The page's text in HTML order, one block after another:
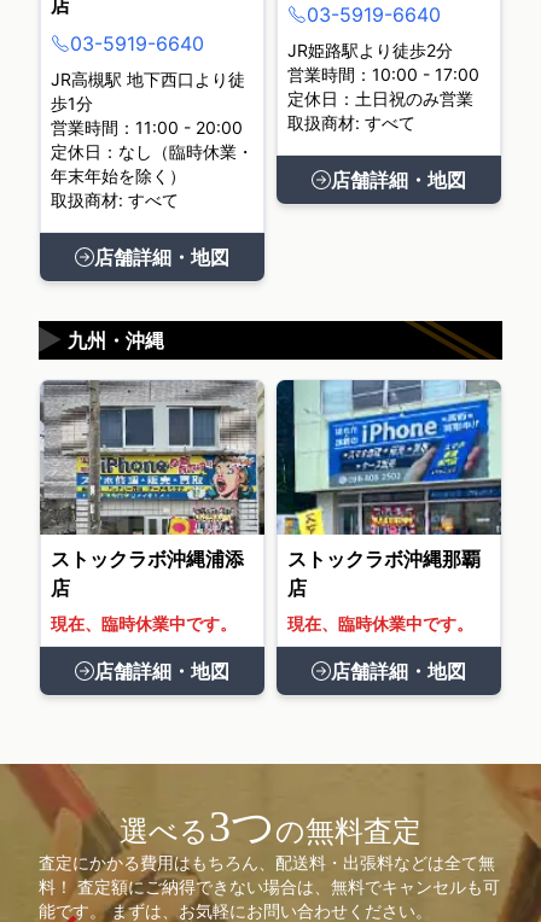
店
03-5919-6640
JR高槻駅 地下西口より徒
歩1分
営業時間：11:00 - 20:00
定休日：なし（臨時休業・
年末年始を除く）
取扱商材: すべて
店舗詳細・地図
03-5919-6640
JR姫路駅より徒歩2分
営業時間：10:00 - 17:00
定休日：土日祝のみ営業
取扱商材: すべて
店舗詳細・地図
九州・沖縄
▶
ストックラボ沖縄浦添
店
現在、臨時休業中です。
店舗詳細・地図
ストックラボ沖縄那覇
店
現在、臨時休業中です。
店舗詳細・地図
選べる3つの無料査定
査定にかかる費用はもちろん、配送料・出張料などは全て無
料！ 査定額にご納得できない場合は、無料でキャンセルも可
能です。 まずは、お気軽にお問い合わせください。